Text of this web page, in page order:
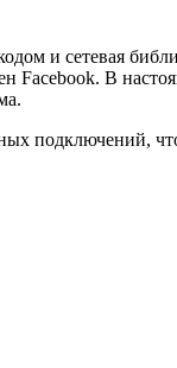
и сетевая
Facebook. В
подключений,